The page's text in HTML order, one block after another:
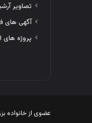
تصاویر
آگهی های
پروژه های
عضوی از خانواده